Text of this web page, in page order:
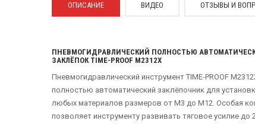
ОПИСАНИЕ ВИДЕО ОТЗЫВЫ И
ПНЕВМОГИДРАВЛИЧЕСКИЙ ПОЛНОСТЬЮ
ЗАКЛЁПОК TIME-PROOF M2312X
Пневмогидравлический инструмент TIME-PROOF
полностью автоматический заклёпочник для
любых материалов размеров от М3 до М12. Особая
позволяет инструменту развивать тяговое усилие до